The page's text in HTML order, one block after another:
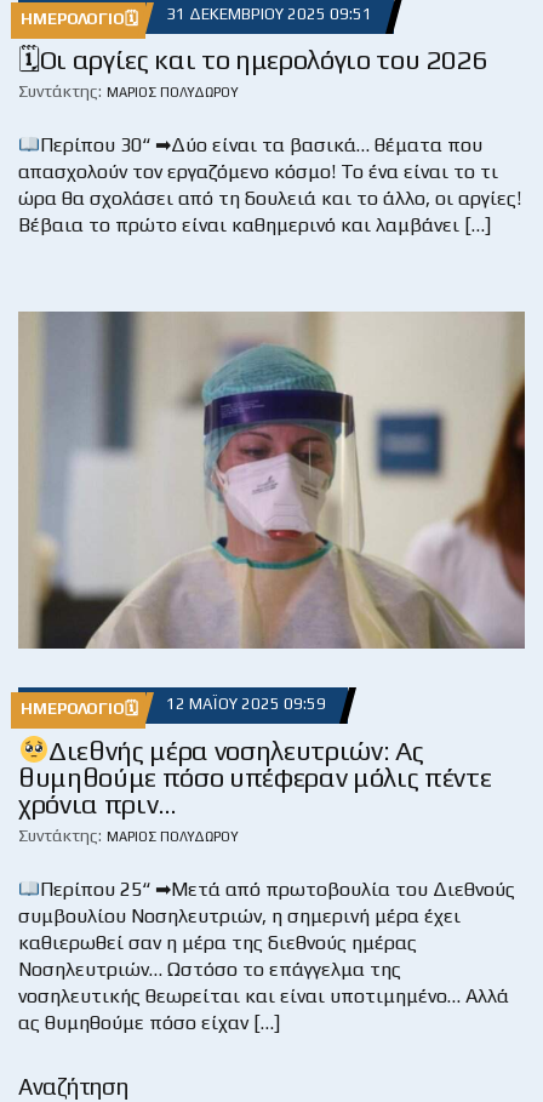
Αναζήτηση
ΗΜΕΡΟΛΌΓΙΟ🗓 31 ΔΕΚΕΜΒΡΊΟΥ 2025 09:51
🗓Οι αργίες και το ημερολόγιο του 2026
Συντάκτης: ΜΆΡΙΟΣ ΠΟΛΥΔΏΡΟΥ
Περίπου 30“ ➡Δύο είναι τα βασικά… θέματα που
απασχολούν τον εργαζόμενο κόσμο! Το ένα είναι το τι
ώρα θα σχολάσει από τη δουλειά και το άλλο, οι αργίες!
Βέβαια το πρώτο είναι καθημερινό και λαμβάνει […]
ΗΜΕΡΟΛΌΓΙΟ🗓 12 ΜΑΪ́ΟΥ 2025 09:59
Διεθνής μέρα νοσηλευτριών: Ας
θυμηθούμε πόσο υπέφεραν μόλις πέντε
χρόνια πριν…
Συντάκτης: ΜΆΡΙΟΣ ΠΟΛΥΔΏΡΟΥ
Περίπου 25“ ➡Μετά από πρωτοβουλία του Διεθνούς
συμβουλίου Νοσηλευτριών, η σημερινή μέρα έχει
καθιερωθεί σαν η μέρα της διεθνούς ημέρας
Νοσηλευτριών… Ωστόσο το επάγγελμα της
νοσηλευτικής θεωρείται και είναι υποτιμημένο… Αλλά
ας θυμηθούμε πόσο είχαν […]